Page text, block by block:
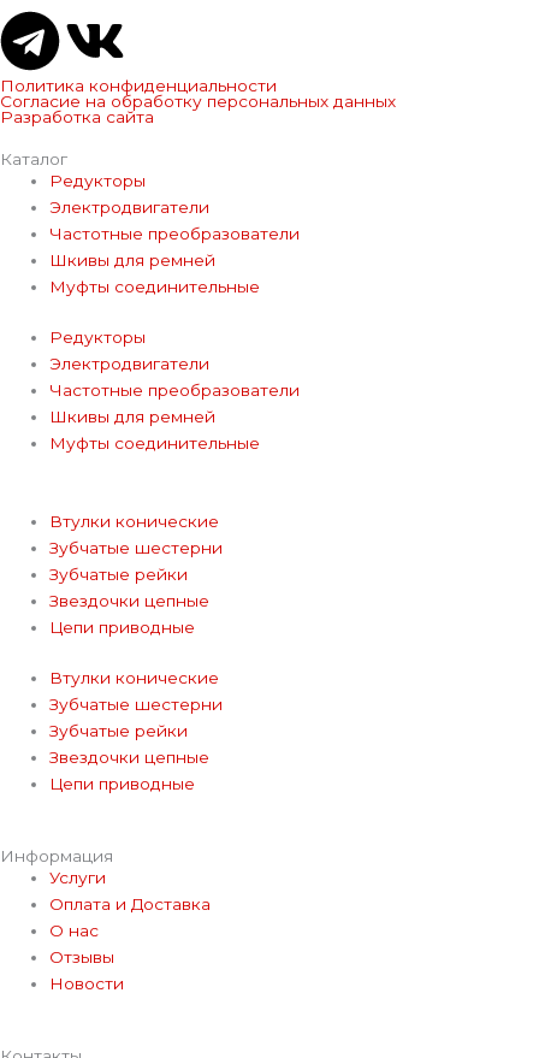
T
e
l
e
g
r
a
m
V
k
Политика конфиденциальности
Согласие на обработку персональных данных
Разработка сайта
Каталог
Редукторы
Электродвигатели
Частотные преобразователи
Шкивы для ремней
Муфты соединительные
Редукторы
Электродвигатели
Частотные преобразователи
Шкивы для ремней
Муфты соединительные
Втулки конические
Зубчатые шестерни
Зубчатые рейки
Звездочки цепные
Цепи приводные
Втулки конические
Зубчатые шестерни
Зубчатые рейки
Звездочки цепные
Цепи приводные
Информация
Услуги
Оплата и Доставка
О нас
Отзывы
Новости